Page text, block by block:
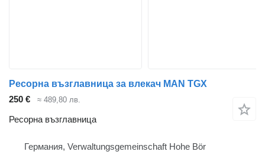
Ресорна възглавница за влекач MAN TGX
250 €
≈ 489,80 лв.
Ресорна възглавница
Германия, Verwaltungsgemeinschaft Hohe Bör